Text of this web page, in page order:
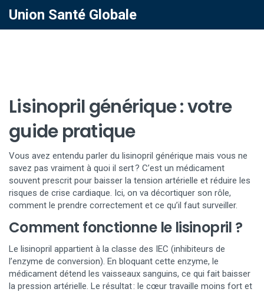
Union Santé Globale
Lisinopril générique : votre
guide pratique
Vous avez entendu parler du lisinopril générique mais vous ne
savez pas vraiment à quoi il sert ? C’est un médicament
souvent prescrit pour baisser la tension artérielle et réduire les
risques de crise cardiaque. Ici, on va décortiquer son rôle,
comment le prendre correctement et ce qu’il faut surveiller.
Comment fonctionne le lisinopril ?
Le lisinopril appartient à la classe des IEC (inhibiteurs de
l’enzyme de conversion). En bloquant cette enzyme, le
médicament détend les vaisseaux sanguins, ce qui fait baisser
la pression artérielle. Le résultat : le cœur travaille moins fort et